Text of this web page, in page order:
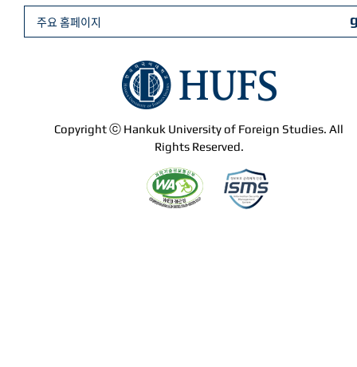
Copyright ⓒ Hankuk University of Foreign Studies. All
Rights Reserved.
주요 홈페이지